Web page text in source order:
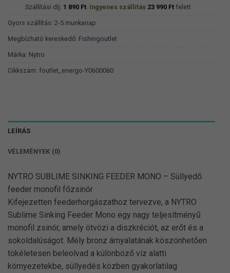
Szállítási díj: 1 890 Ft. Ingyenes szállítás 23 990 Ftfelett
Gyors szállítás: 2-5 munkanap
Megbízható kereskedő: Fishingoutlet
Márka: Nytro
Cikkszám: foutlet_energo-Y0600060
LEÍRÁS
VÉLEMÉNYEK (0)
NYTRO SUBLIME SINKING FEEDER MONO – Süllyedő
feeder monofil főzsinór
Kifejezetten feederhorgászathoz tervezve, a NYTRO
Sublime Sinking Feeder Mono egy nagy teljesítményű
monofil zsinór, amely ötvözi a diszkréciót, az erőt és a
sokoldalúságot. Mély bronz árnyalatának köszönhetően
tökéletesen beleolvad a különböző víz alatti
környezetekbe, süllyedés közben gyakorlatilag